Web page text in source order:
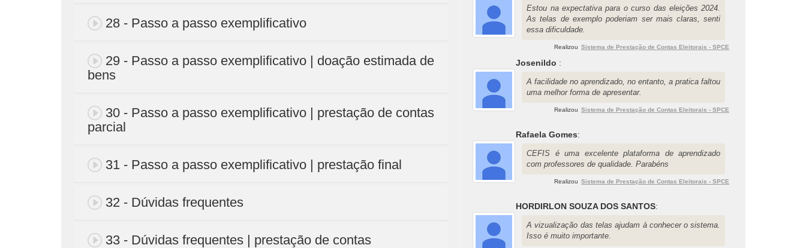
28 - Passo a passo exemplificativo
29 - Passo a passo exemplificativo | doação estimada de
bens
30 - Passo a passo exemplificativo | prestação de contas
parcial
31 - Passo a passo exemplificativo | prestação final
32 - Dúvidas frequentes
33 - Dúvidas frequentes | prestação de contas
Estou na expectativa para o curso das eleições 2024.
As telas de exemplo poderiam ser mais claras, senti
essa dificuldade.
Realizou Sistema de Prestação de Contas Eleitorais - SPCE
Josenildo :
A facilidade no aprendizado, no entanto, a pratica faltou
uma melhor forma de apresentar.
Realizou Sistema de Prestação de Contas Eleitorais - SPCE
Rafaela Gomes:
CEFIS é uma excelente plataforma de aprendizado
com professores de qualidade. Parabéns
Realizou Sistema de Prestação de Contas Eleitorais - SPCE
HORDIRLON SOUZA DOS SANTOS:
A vizualização das telas ajudam à conhecer o sistema.
Isso é muito importante.